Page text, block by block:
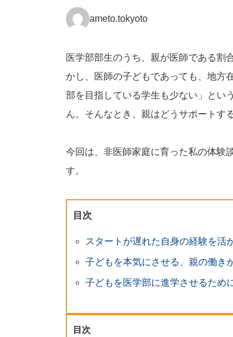
ameto.tokyoto
医学部部生のうち、親が医師である割
かし、医師の子どもであっても、地方
部を目指している学生も少ない」とい
ん。そんなとき、親はどうサポートす
今回は、非医師家庭に育った私の体験
す。
目次
スタートが遅れた自身の経験を活
子どもを本気にさせる、親の働き
子どもを医学部に進学させるため
目次